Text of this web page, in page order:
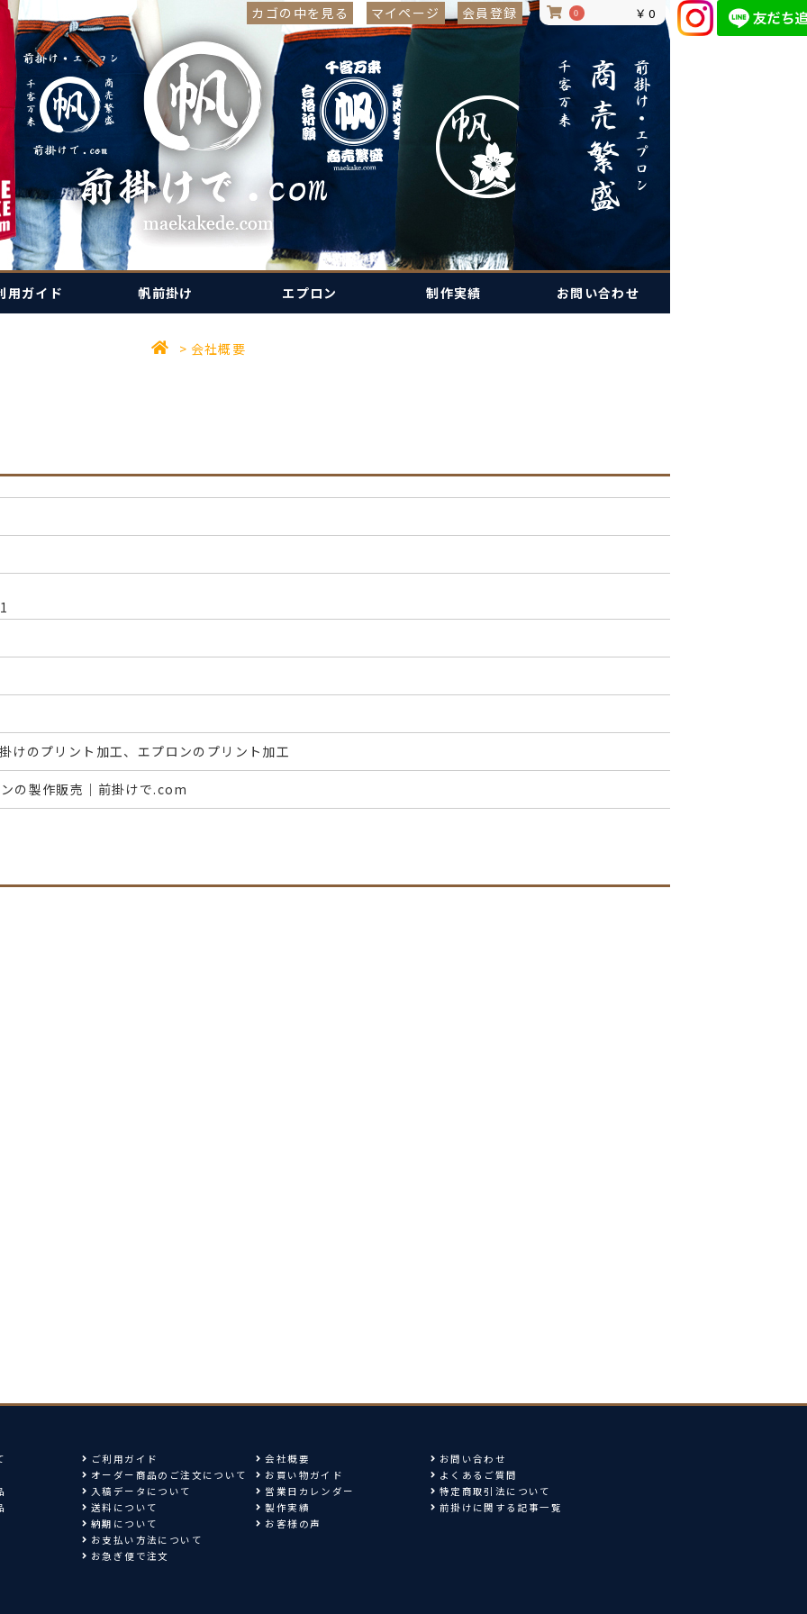
カゴの中を見る マイページ 会員登録 0 ￥0
用ガイド 帆前掛け エプロン 制作実績 お問い合わせ
会社概要
けのプリント加工、エプロンのプリント加工
の製作販売｜前掛けで.com
ご利用ガイド
オーダー商品のご注文について
入稿データについて
送料について
納期について
お支払い方法について
お急ぎ便で注文
会社概要
お買い物ガイド
営業日カレンダー
製作実績
お客様の声
お問い合わせ
よくあるご質問
特定商取引法について
前掛けに関する記事一覧